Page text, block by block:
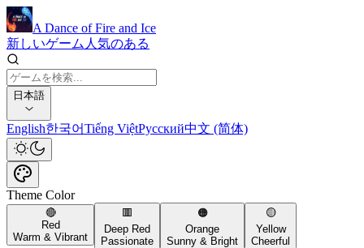
A Dance of Fire and Ice
新しいゲーム 人気のある
日本語
English한국어Tiếng ViệtРусский中文 (简体)
Theme Color
🔴
Red
Warm & Vibrant
🟥
Deep Red
Passionate
🟠
Orange
Sunny & Bright
🟡
Yellow
Cheerful